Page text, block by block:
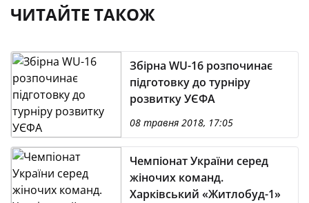
ЧИТАЙТЕ ТАКОЖ
Збірна WU-16 розпочинає
підготовку до турніру
розвитку УЄФА
08 травня 2018, 17:05
Чемпіонат України серед
жіночих команд.
Харківський «Житлобуд-1»